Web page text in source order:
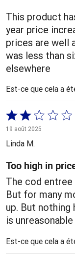
This product
year price
prices are well
was less than
elsewhere
Est-ce que cela a
Coté
2 sur
5
19 août 2025
Linda M.
Too high in
The cod
But for many
up. But nothing
is
Est-ce que cela a